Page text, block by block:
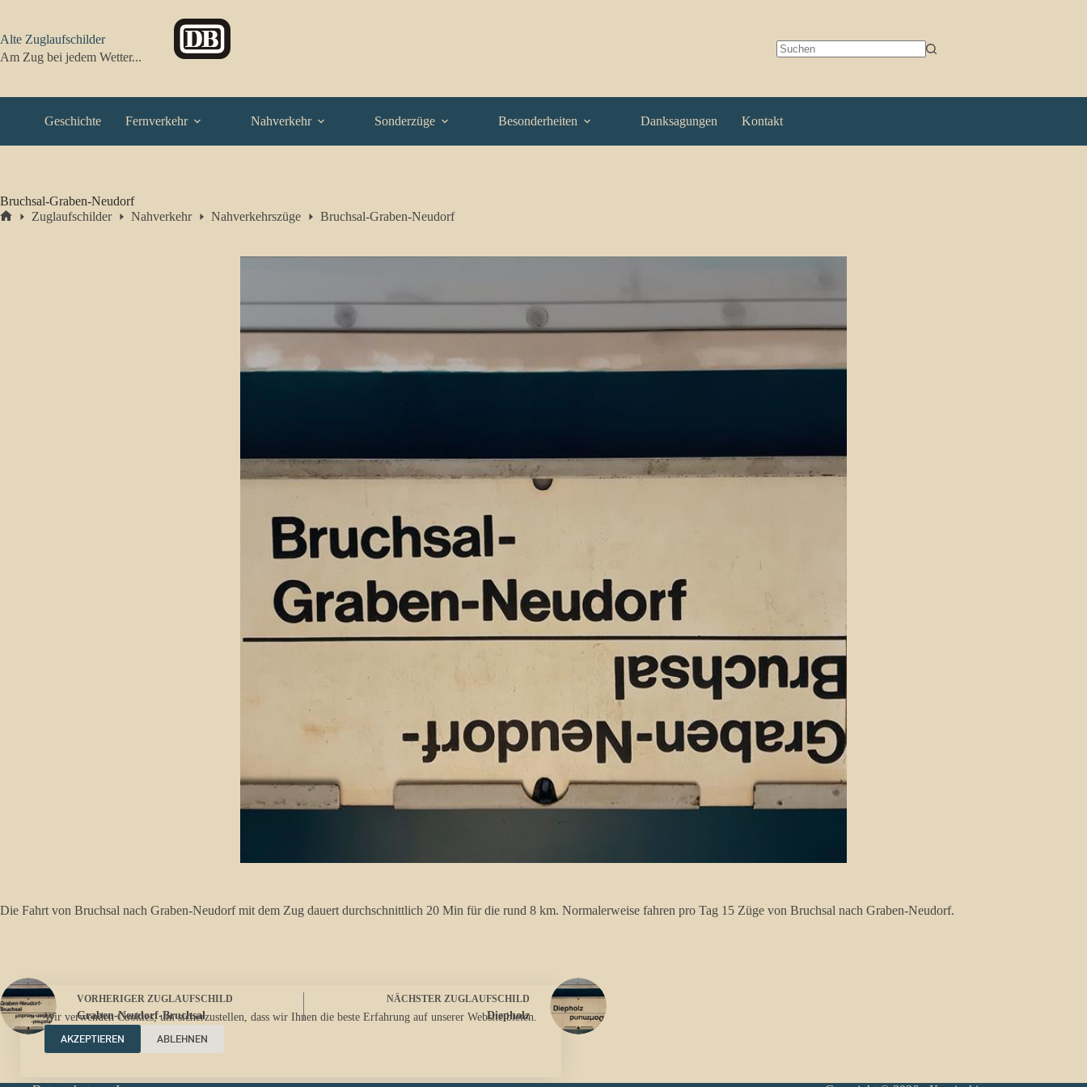
springen
Wir verwenden Cookies, um sicherzustellen, dass wir Ihnen die beste Erfahrung auf unserer Website bieten.
AKZEPTIEREN
ABLEHNEN
Alte Zuglaufschilder
Am Zug bei jedem Wetter...
Geschichte Fernverkehr Nahverkehr Sonderzüge Besonderheiten Danksagungen Kontakt
Bruchsal-Graben-Neudorf
Zuglaufschilder Nahverkehr Nahverkehrszüge Bruchsal-Graben-Neudorf
Die Fahrt von Bruchsal nach Graben-Neudorf mit dem Zug dauert durchschnittlich 20 Min für die rund 8 km. Normalerweise fahren pro Tag 15 Züge von Bruchsal nach Graben-Neudorf.
VORHERIGER ZUGLAUFSCHILD
Graben-Neudorf-Bruchsal
NÄCHSTER ZUGLAUFSCHILD
Diepholz